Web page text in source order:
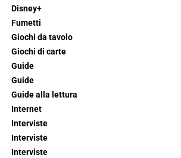
Disney+
Fumetti
Giochi da tavolo
Giochi di carte
Guide
Guide
Guide alla lettura
Internet
Interviste
Interviste
Interviste